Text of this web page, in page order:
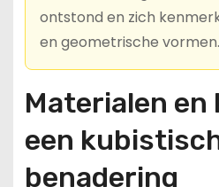
ontstond en zich
en geometrische vormen.
Materialen en
een
benadering